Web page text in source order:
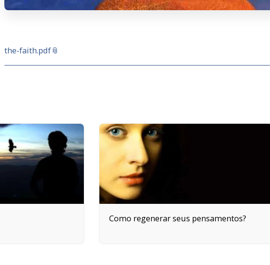
the-faith.pdf
Como regenerar seus pensamentos?